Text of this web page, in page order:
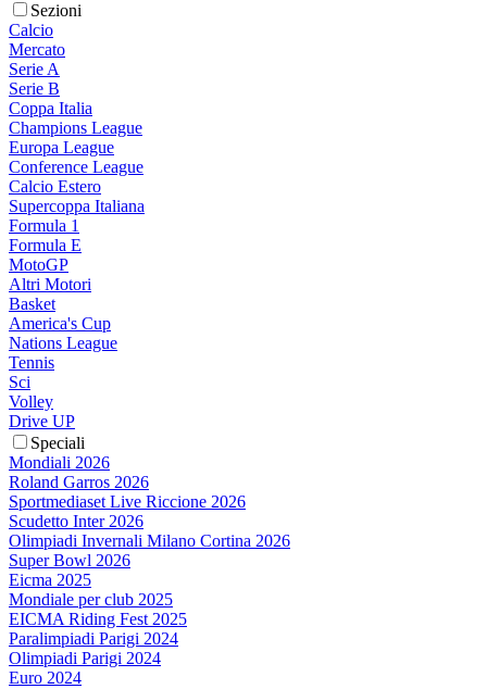
Sezioni
Calcio
Mercato
Serie A
Serie B
Coppa Italia
Champions League
Europa League
Conference League
Calcio Estero
Supercoppa Italiana
Formula 1
Formula E
MotoGP
Altri Motori
Basket
America's Cup
Nations League
Tennis
Sci
Volley
Drive UP
Speciali
Mondiali 2026
Roland Garros 2026
Sportmediaset Live Riccione 2026
Scudetto Inter 2026
Olimpiadi Invernali Milano Cortina 2026
Super Bowl 2026
Eicma 2025
Mondiale per club 2025
EICMA Riding Fest 2025
Paralimpiadi Parigi 2024
Olimpiadi Parigi 2024
Euro 2024